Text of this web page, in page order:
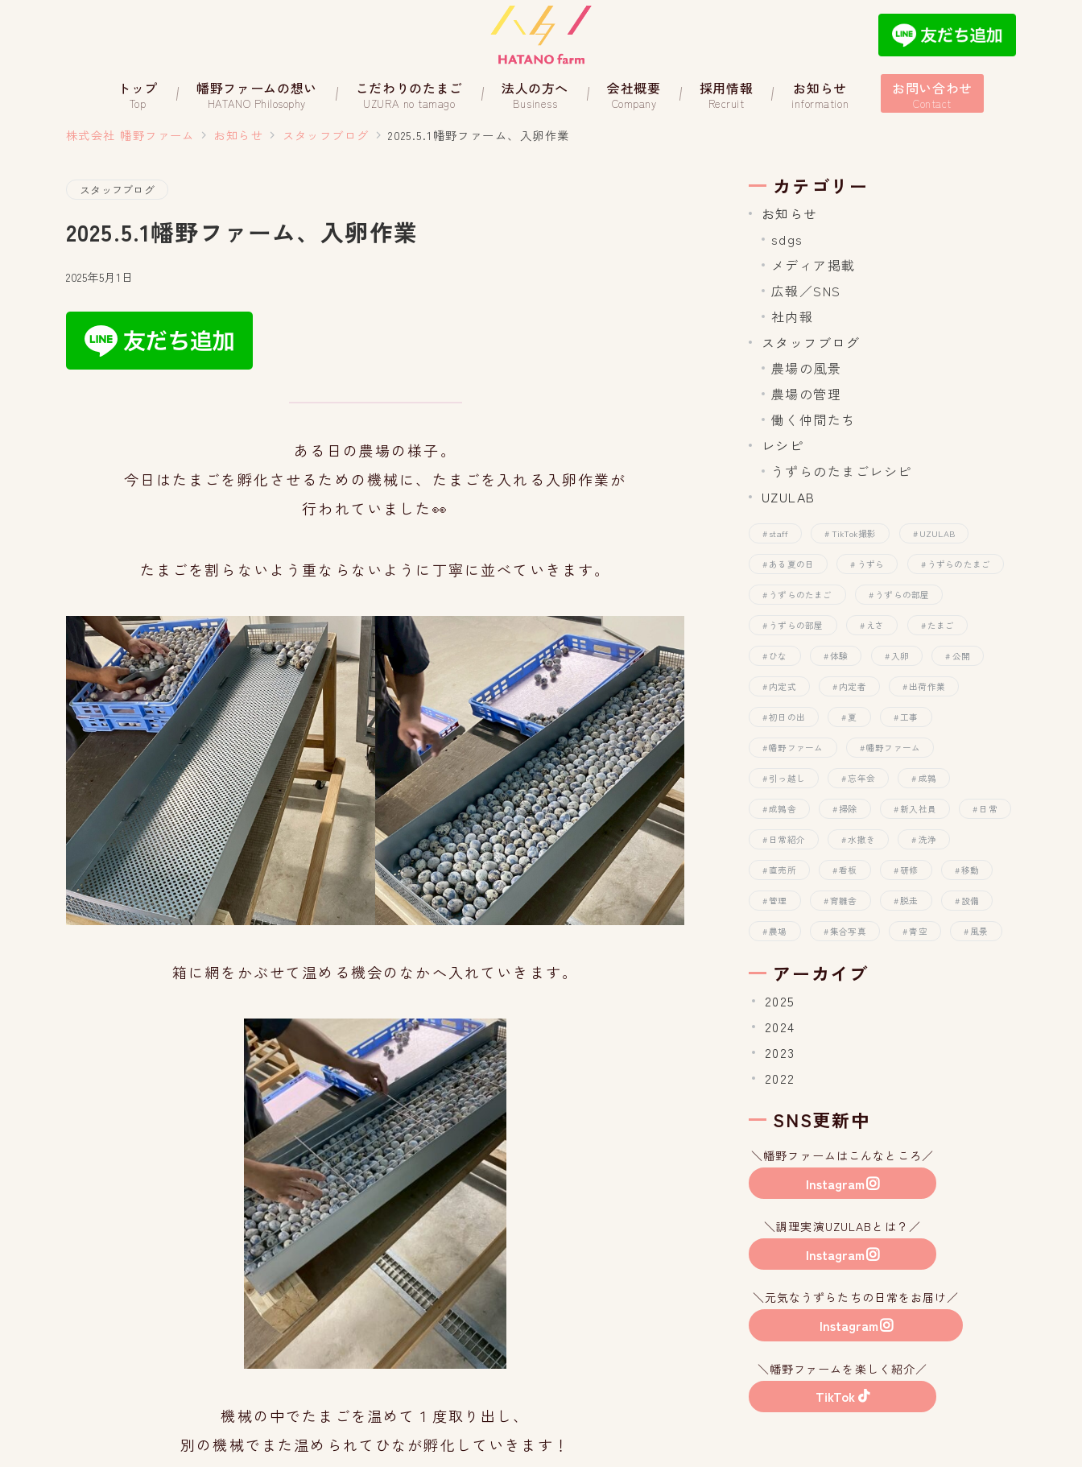
トップ
Top
幡野ファームの想い
HATANO Philosophy
こだわりのたまご
UZURA no tamago
法人の方へ
Business
会社概要
Company
採用情報
Recruit
お知らせ
information
お問い合わせ
Contact
株式会社 幡野ファーム お知らせ スタッフブログ 2025.5.1幡野ファーム、入卵作業
スタッフブログ
2025.5.1幡野ファーム、入卵作業
2025年5月1日
ある日の農場の様子。
今日はたまごを孵化させるための機械に、たまごを入れる入卵作業が
行われていました👀
たまごを割らないよう重ならないように丁寧に並べていきます。
箱に網をかぶせて温める機会のなかへ入れていきます。
機械の中でたまごを温めて１度取り出し、
別の機械でまた温められてひなが孵化していきます ！
カテゴリー
お知らせ
sdgs
メディア掲載
広報／SNS
社内報
スタッフブログ
農場の風景
農場の管理
働く仲間たち
レシピ
うずらのたまごレシピ
UZULAB
staff TikTok撮影 UZULAB
ある夏の日 うずら うずらのたまご
うずらのたまご うずらの部屋
うずらの部屋 えさ たまご
ひな 体験 入卵 公開
内定式 内定者 出荷作業
初日の出 夏 工事
幡野ファーム 幡野ファーム
引っ越し 忘年会 成鶉
成鶉舎 掃除 新入社員 日常
日常紹介 水撒き 洗浄
直売所 看板 研修 移動
管理 育雛舎 脱走 設備
農場 集合写真 青空 風景
アーカイブ
2025
2024
2023
2022
SNS更新中
＼幡野ファームはこんなところ／
Instagram
＼調理実演UZULABとは？／
Instagram
＼元気なうずらたちの日常をお届け／
Instagram
＼幡野ファームを楽しく紹介／
TikTok